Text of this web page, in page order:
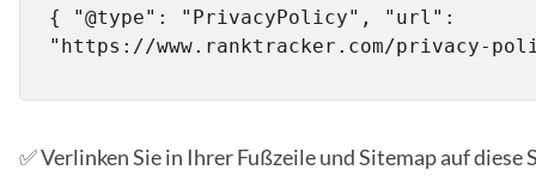
{ "@type": "PrivacyPolicy", "url":
"https://www.ranktracker.com/privacy-
✅ Verlinken Sie in Ihrer Fußzeile und Sitemap auf diese